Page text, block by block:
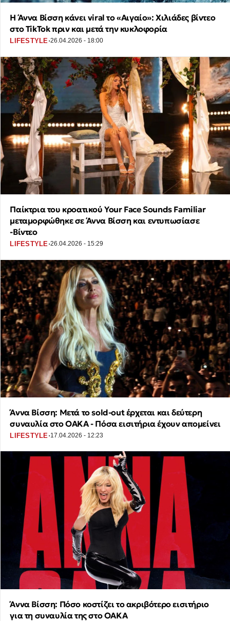
Η Άννα Βίσση κάνει viral το «Αιγαίο»: Χιλιάδες βίντεο
στο TikTok πριν και μετά την κυκλοφορία
LIFESTYLE ·26.04.2026 - 18:00
Παίκτρια του κροατικού Your Face Sounds Familiar
μεταμορφώθηκε σε Άννα Βίσση και εντυπωσίασε
-Βίντεο
LIFESTYLE ·26.04.2026 - 15:29
Άννα Βίσση: Μετά το sold-out έρχεται και δεύτερη
συναυλία στο ΟΑΚΑ - Πόσα εισιτήρια έχουν απομείνει
LIFESTYLE ·17.04.2026 - 12:23
Άννα Βίσση: Πόσο κοστίζει το ακριβότερο εισιτήριο
για τη συναυλία της στο ΟΑΚΑ